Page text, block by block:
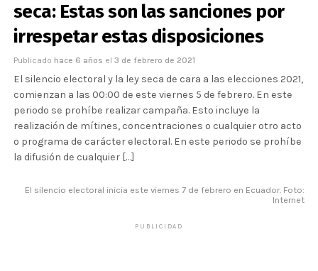
seca: Estas son las sanciones por
irrespetar estas disposiciones
Publicado hace 6 años el 3 de febrero de 2021
El silencio electoral y la ley seca de cara a las elecciones 2021,
comienzan a las 00:00 de este viernes 5 de febrero. En este
periodo se prohíbe realizar campaña. Esto incluye la
realización de mítines, concentraciones o cualquier otro acto
o programa de carácter electoral. En este periodo se prohíbe
la difusión de cualquier […]
El silencio electoral inicia este viernes 7 de febrero en Ecuador. Foto:
Internet
PUBLICIDAD